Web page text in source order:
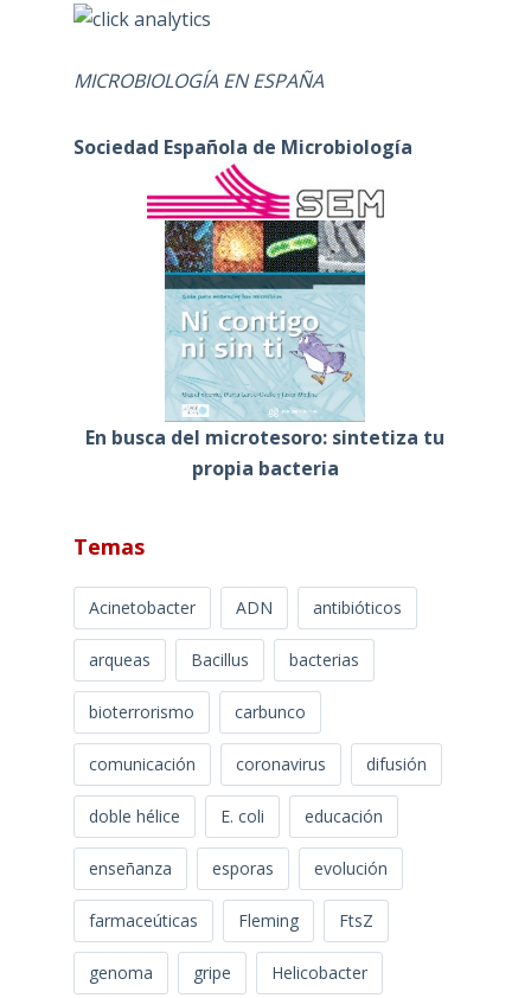
MICROBIOLOGÍA EN ESPAÑA
Sociedad Española de Microbiología
En busca del microtesoro: sintetiza tu
propia bacteria
Temas
Acinetobacter ADN antibióticos
arqueas Bacillus bacterias
bioterrorismo carbunco
comunicación coronavirus difusión
doble hélice E. coli educación
enseñanza esporas evolución
farmaceúticas Fleming FtsZ
genoma gripe Helicobacter